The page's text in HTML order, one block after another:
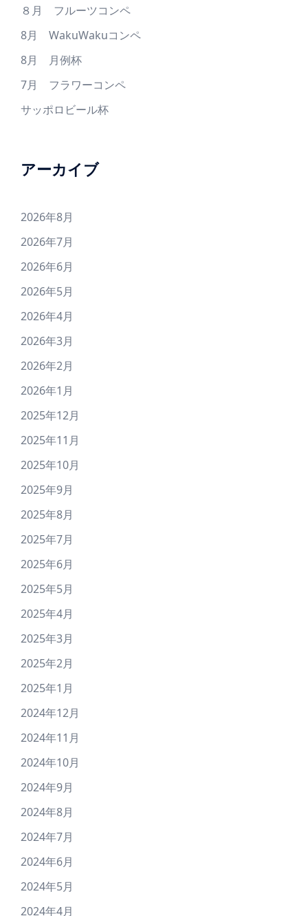
８月 フルーツコンペ
8月 WakuWakuコンペ
8月 月例杯
7月 フラワーコンペ
サッポロビール杯
アーカイブ
2026年8月
2026年7月
2026年6月
2026年5月
2026年4月
2026年3月
2026年2月
2026年1月
2025年12月
2025年11月
2025年10月
2025年9月
2025年8月
2025年7月
2025年6月
2025年5月
2025年4月
2025年3月
2025年2月
2025年1月
2024年12月
2024年11月
2024年10月
2024年9月
2024年8月
2024年7月
2024年6月
2024年5月
2024年4月